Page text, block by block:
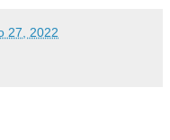
27, 2022